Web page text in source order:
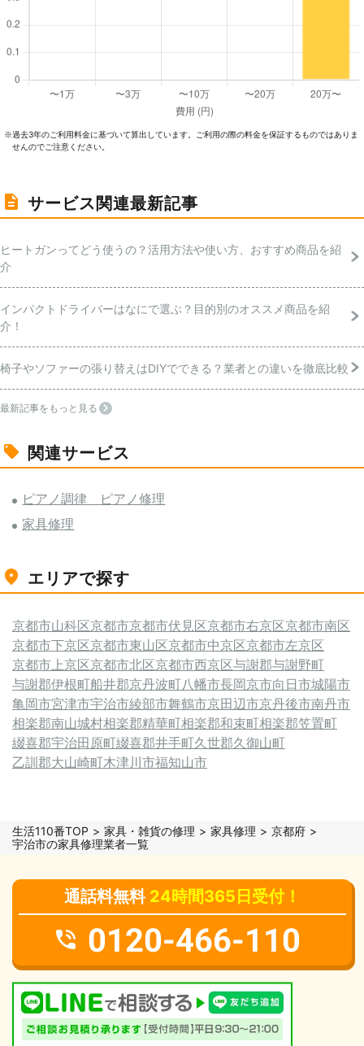
※過去3年のご利⽤料⾦に基づいて算出しています。ご利⽤の際の料⾦を保証するものではありま
せんのでご注意ください。
サービス関連最新記事
ヒートガンってどう使うの？活用方法や使い方、おすすめ商品を紹
介
インパクトドライバーはなにで選ぶ？目的別のオススメ商品を紹
介！
椅子やソファーの張り替えはDIYでできる？業者との違いを徹底比較
最新記事をもっと見る
関連サービス
ピアノ調律 ピアノ修理
家具修理
エリアで探す
京都市山科区京都市京都市伏見区京都市右京区京都市南区
京都市下京区京都市東山区京都市中京区京都市左京区
京都市上京区京都市北区京都市西京区与謝郡与謝野町
与謝郡伊根町船井郡京丹波町八幡市長岡京市向日市城陽市
亀岡市宮津市宇治市綾部市舞鶴市京田辺市京丹後市南丹市
相楽郡南山城村相楽郡精華町相楽郡和束町相楽郡笠置町
綴喜郡宇治田原町綴喜郡井手町久世郡久御山町
乙訓郡大山崎町木津川市福知山市
生活110番TOP 家具・雑貨の修理 家具修理
京都府
宇治市の家具修理業者一覧
通話料無料 24時間365日受付！
0120-466-110